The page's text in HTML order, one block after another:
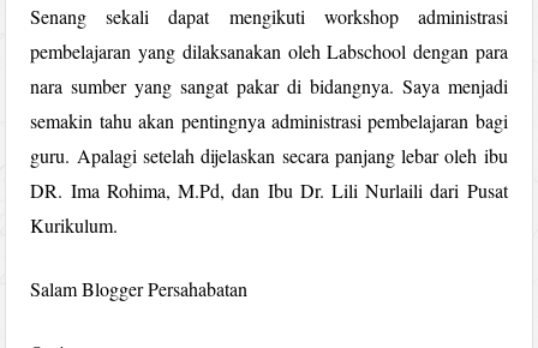
Senang sekali dapat mengikuti workshop administrasi
pembelajaran yang dilaksanakan oleh Labschool dengan para
nara sumber yang sangat pakar di bidangnya. Saya menjadi
semakin tahu akan pentingnya administrasi pembelajaran bagi
guru. Apalagi setelah dijelaskan secara panjang lebar oleh ibu
DR. Ima Rohima, M.Pd, dan Ibu Dr. Lili Nurlaili dari Pusat
Kurikulum.
Salam Blogger Persahabatan